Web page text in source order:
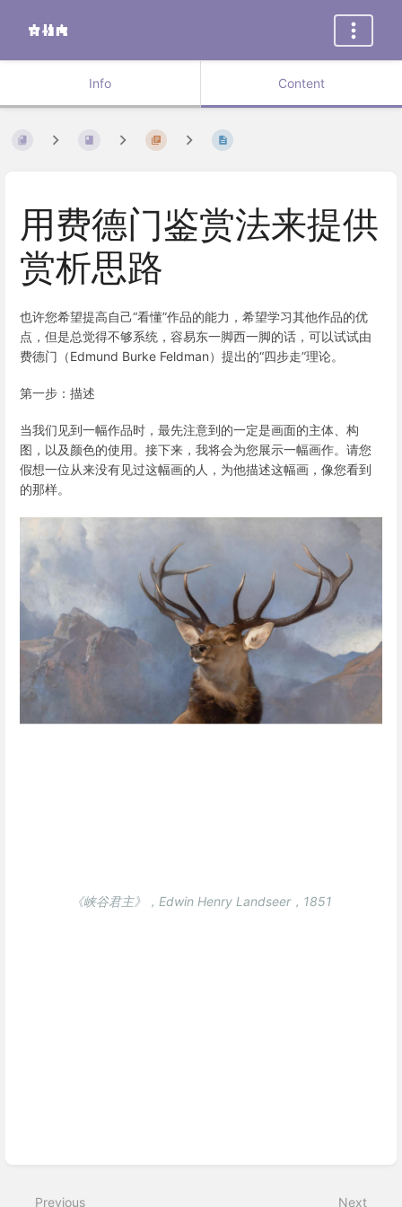
Info Content
用费德门鉴赏法来提供
赏析思路
也许您希望提高自己“看懂”作品的能力，希望学习其他作品的优
点，但是总觉得不够系统，容易东一脚西一脚的话，可以试试由
费德门（Edmund Burke Feldman）提出的“四步走”理论。
第一步：描述
当我们见到一幅作品时，最先注意到的一定是画面的主体、构
图，以及颜色的使用。接下来，我将会为您展示一幅画作。请您
假想一位从来没有见过这幅画的人，为他描述这幅画，像您看到
的那样。
《峡谷君主》，Edwin Henry Landseer，1851
Previous Next